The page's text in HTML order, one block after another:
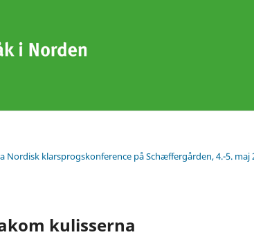
klarsprogskonference på Schæffergården, 4.-5. maj
kulisserna